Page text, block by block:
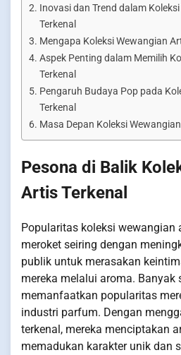
Inovasi dan Trend dalam
Terkenal
Mengapa Koleksi Wewangian
Aspek Penting dalam Memilih
Terkenal
Pengaruh Budaya Pop pada
Terkenal
Masa Depan Koleksi
Pesona di Balik
Artis Terkenal
Popularitas koleksi wewangian
meroket seiring dengan
publik untuk merasakan
mereka melalui aroma. Banyak
memanfaatkan popularitas
industri parfum. Dengan
terkenal, mereka menciptakan
memadukan karakter unik dan